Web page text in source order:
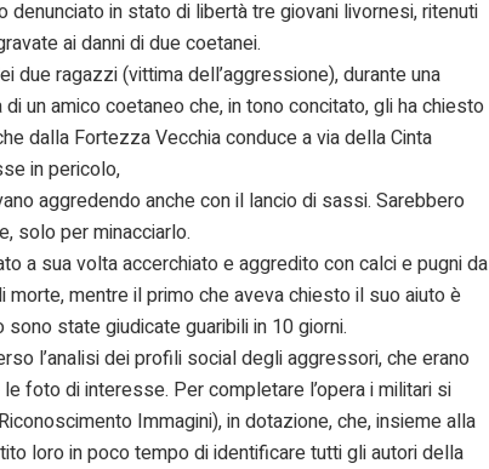
denunciato in stato di libertà tre giovani livornesi, ritenuti
ai danni di due coetanei.
due ragazzi (vittima dell’aggressione), durante una
un amico coetaneo che, in tono concitato, gli ha chiesto
dalla Fortezza Vecchia conduce a via della Cinta
in pericolo,
aggredendo anche con il lancio di sassi. Sarebbero
solo per minacciarlo.
a sua volta accerchiato e aggredito con calci e pugni da
mentre il primo che aveva chiesto il suo aiuto è
state giudicate guaribili in 10 giorni.
l’analisi dei profili social degli aggressori, che erano
foto di interesse. Per completare l’opera i militari si
Immagini), in dotazione, che, insieme alla
loro in poco tempo di identificare tutti gli autori della